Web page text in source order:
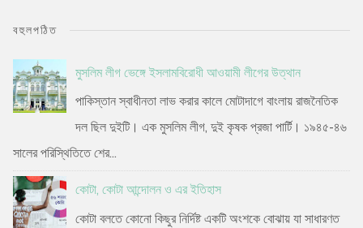
বহুলপঠিত
মুসলিম লীগ ভেঙ্গে ইসলামবিরোধী আওয়ামী লীগের উত্থান
পাকিস্তান স্বাধীনতা লাভ করার কালে মোটাদাগে বাংলায় রাজনৈতিক
দল ছিল দুইটি। এক মুসলিম লীগ, দুই কৃষক প্রজা পার্টি। ১৯৪৫-৪৬
সালের পরিস্থিতিতে শের...
কোটা, কোটা আন্দোলন ও এর ইতিহাস
কোটা বলতে কোনো কিছুর নির্দিষ্ট একটি অংশকে বোঝায় যা সাধারণত